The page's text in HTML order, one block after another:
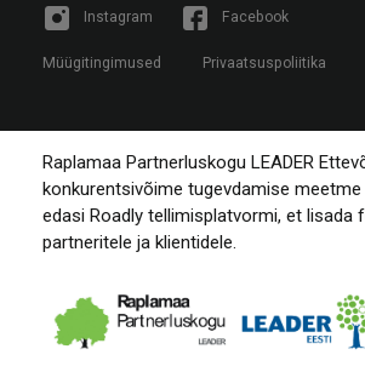
Instagram Facebook
Müügitingimused Privaatsuspoliitika
Raplamaa Partnerluskogu LEADER
konkurentsivõime tugevdamise meetme
edasi Roadly tellimisplatvormi, et lisada
partneritele ja klientidele.